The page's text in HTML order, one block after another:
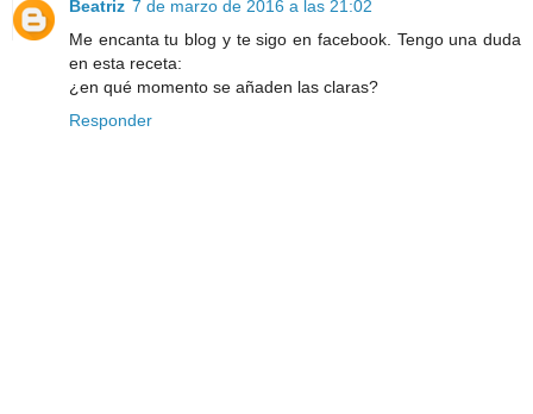
Beatriz 7 de marzo de 2016 a las 21:02
Me encanta tu blog y te sigo en facebook. Tengo una duda
en esta receta:
¿en qué momento se añaden las claras?
Responder